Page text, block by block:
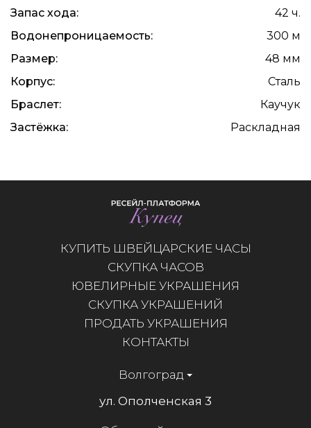
Запас хода:
42 ч.
Водонепроницаемость:
300 м
Размер:
48 мм
Корпус:
Сталь
Браслет:
Каучук
Застёжка:
Раскладная
КУПИТЬ ШВЕЙЦАРСКИЕ ЧАСЫ
СКУПКА ЧАСОВ
ЮВЕЛИРНЫЕ УКРАШЕНИЯ
СКУПКА УКРАШЕНИЙ
ПРОДАТЬ УКРАШЕНИЯ
КОНТАКТЫ
Волгоград
ул. Ополченская 3